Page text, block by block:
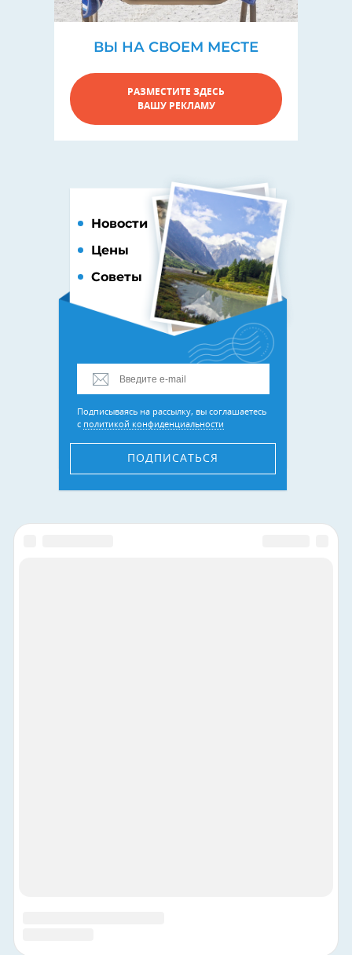
ВЫ НА СВОЕМ МЕСТЕ
РАЗМЕСТИТЕ ЗДЕСЬ
ВАШУ РЕКЛАМУ
Новости
Цены
Советы
Подписываясь на рассылку, вы соглашаетесь
с политикой конфиденциальности
ПОДПИСАТЬСЯ